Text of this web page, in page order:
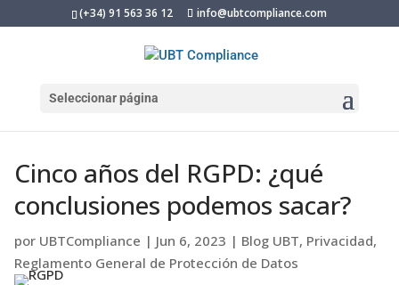
(+34) 91 563 36 12 info@ubtcompliance.com
Seleccionar página
Cinco años del RGPD: ¿qué
conclusiones podemos sacar?
por UBTCompliance | Jun 6, 2023 | Blog UBT, Privacidad,
Reglamento General de Protección de Datos